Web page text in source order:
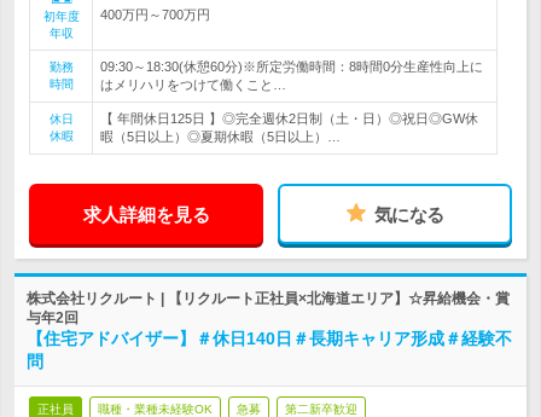
初年度
年収
400万円～700万円
勤務
時間
09:30～18:30(休憩60分)※所定労働時間：8時間0分生産性向上に
はメリハリをつけて働くこと…
休日
休暇
【 年間休日125日 】◎完全週休2日制（土・日）◎祝日◎GW休
暇（5日以上）◎夏期休暇（5日以上）…
求人詳細を見る 気になる
株式会社リクルート | 【リクルート正社員×北海道エリア】☆昇給機会・賞
与年2回
【住宅アドバイザー】＃休日140日＃長期キャリア形成＃経験不
問
正社員 職種・業種未経験OK 急募 第二新卒歓迎